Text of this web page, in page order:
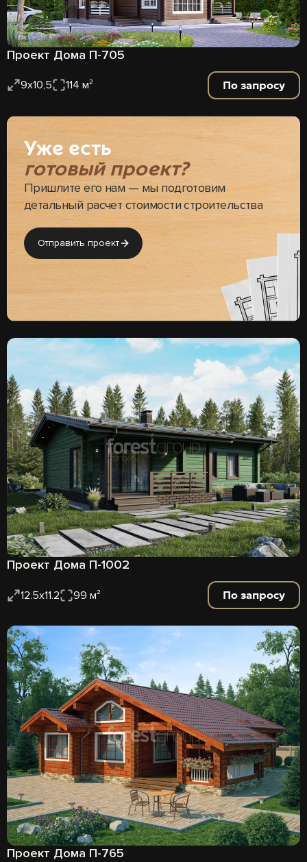
Проект Дома П-705
9х10,5 114 м² По запросу
Уже есть
готовый проект?
Пришлите его нам — мы подготовим
детальный расчет стоимости строительства
Отправить проект
Проект Дома П-1002
12.5х11.2 99 м² По запросу
Проект Дома П-765